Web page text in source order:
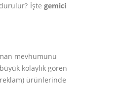
İşte gemici
mevhumunu
kolaylık gören
ürünlerinde